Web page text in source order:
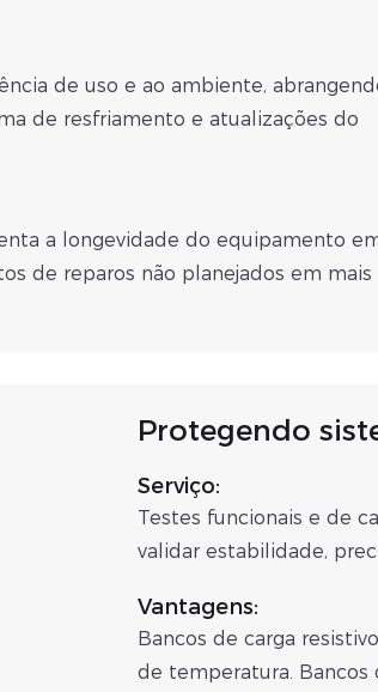
de uso e ao ambiente,
de resfriamento e atualizações do
a longevidade do equipamento
de reparos não planejados em mais
Protegendo
Serviço:
Testes funcionais e de
validar estabilidade,
Vantagens:
Bancos de carga
de temperatura. Bancos